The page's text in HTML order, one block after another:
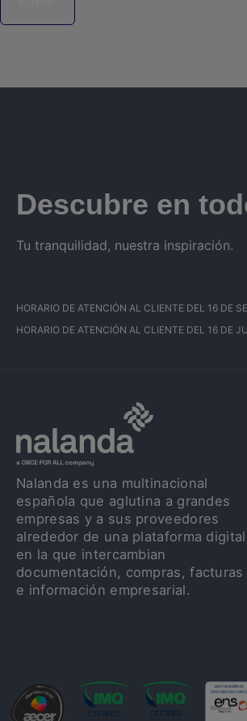
Descubre en
Tu tranquilidad, nuestra inspiración.
HORARIO DE ATENCIÓN AL CLIENTE DEL 16
HORARIO DE ATENCIÓN AL CLIENTE DEL 16 DE
Nalanda es una multinacional
española que aglutina a grandes
empresas y a sus proveedores
alrededor de una plataforma digital
en la que intercambian
documentación, compras, facturas
e información empresarial.